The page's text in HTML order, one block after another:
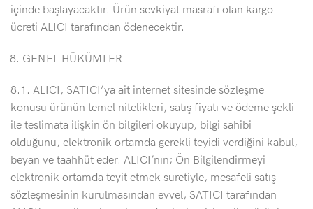
içinde başlayacaktır. Ürün sevkiyat masrafı olan kargo
ücreti ALICI tarafından ödenecektir.
GENEL HÜKÜMLER
8.1. ALICI, SATICI’ya ait internet sitesinde sözleşme
konusu ürünün temel nitelikleri, satış fiyatı ve ödeme şekli
ile teslimata ilişkin ön bilgileri okuyup, bilgi sahibi
olduğunu, elektronik ortamda gerekli teyidi verdiğini kabul,
beyan ve taahhüt eder. ALICI’nın; Ön Bilgilendirmeyi
elektronik ortamda teyit etmek suretiyle, mesafeli satış
sözleşmesinin kurulmasından evvel, SATICI tarafından